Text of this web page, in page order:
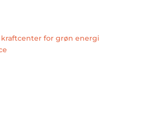
for grøn energi